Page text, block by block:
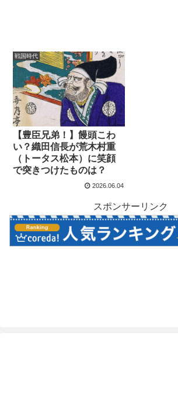
戦国時代
【豊臣兄弟！】饅頭こわ
い？織田信長が荒木村重
（トータス松本）に笑顔
で突きつけたものは？
2026.06.04
スポンサーリンク